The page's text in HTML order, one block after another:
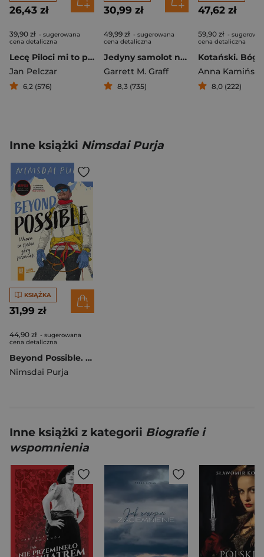
26,43 zł
39,90 zł - sugerowana
cena detaliczna
Lecę Piloci mi to powiedzieli
Jan Pelczar
6,2 (576)
30,99 zł
49,99 zł - sugerowana
cena detaliczna
Jedyny samolot na niebie. Historia mówiona zamachów z 11 września
Garrett M. Graff
8,3 (735)
47,62 zł
59,90 zł -
cena detaliczna
Anna Kamińska
8,0 (222)
Inne książki Nimsdai Purja
KSIĄŻKA
31,99 zł
44,90 zł - sugerowana
cena detaliczna
Beyond Possible. Wiara w siebie góry przenosi
Nimsdai Purja
Inne książki z kategorii Biografie i
wspomnienia